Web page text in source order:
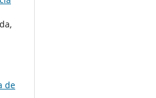
de